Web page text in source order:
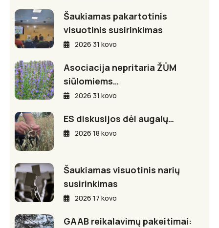
Šaukiamas pakartotinis
visuotinis susirinkimas
2026 31 kovo
Asociacija nepritaria ŽŪM
siūlomiems…
2026 31 kovo
ES diskusijos dėl augalų…
2026 18 kovo
Šaukiamas visuotinis narių
susirinkimas
2026 17 kovo
GAAB reikalavimų pakeitimai: